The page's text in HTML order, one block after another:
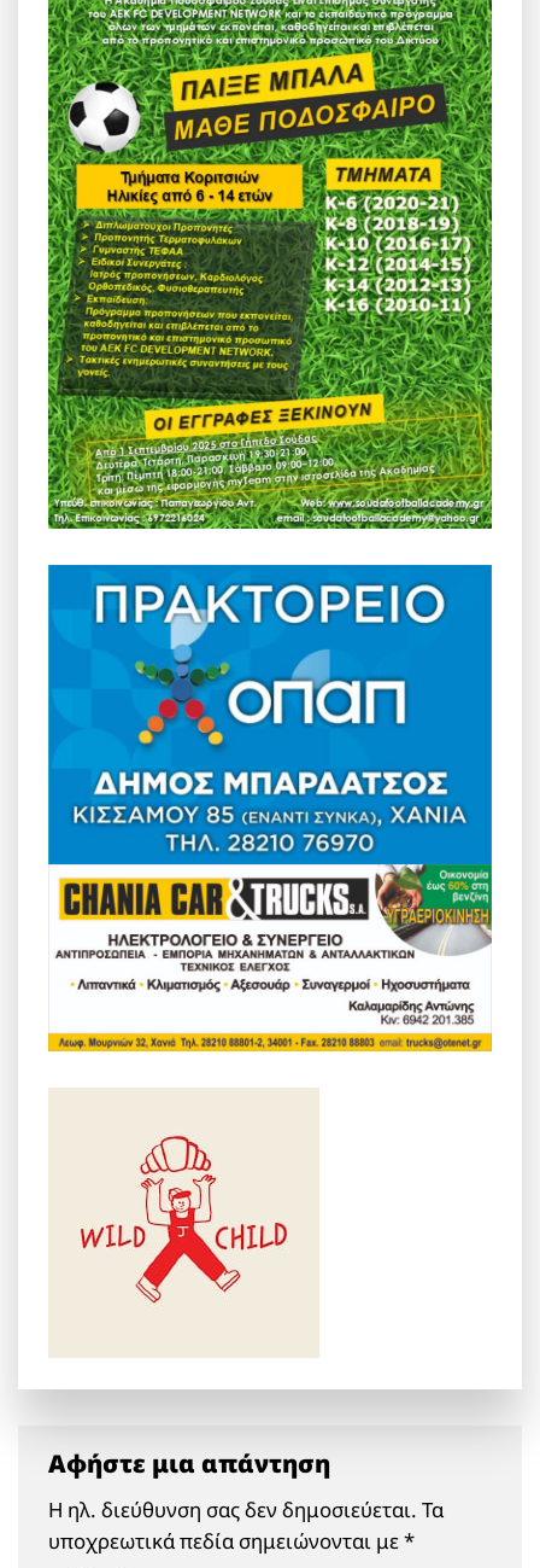
Αφήστε μια απάντηση
Η ηλ. διεύθυνση σας δεν δημοσιεύεται. Τα
υποχρεωτικά πεδία σημειώνονται με*